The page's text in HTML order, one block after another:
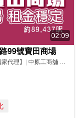
02:09
99號寶田商場
民生商場連泊車位 | 屯門鳴琴路99號寶田商場 | 【獨家代理】| 中原工商舖 寶田商場有不少鐵約租戶，每月租金回報逾260萬元。而且周邊人流及消費力澎湃，前景不容忽視！加上交通方便，寶田商場一定不能錯過，而且今次更連同62個露天停車位一起放售！即刻去片睇下啦！ 更多物業資料：https://bit.ly/oir923KTC 物業編號 : 923KTC 廣告日期 : 30/8/...